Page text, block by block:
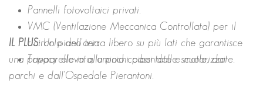
Pannelli fotovoltaici privati.
VMC (Ventilazione Meccanica Controllata) per il
ricircolo dell'aria.
Tapparelle in alluminio coibentate e motorizzate.
IL PLUS:Un piano terra libero su più lati che garantisce
una privacy elevata, a pochi passi dalle scuole, dai
parchi e dall'Ospedale Pierantoni.